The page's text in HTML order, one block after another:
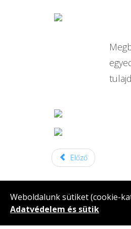
Előző
Weboldalunk sütiket (cookie-
Adatvédelem és sütik